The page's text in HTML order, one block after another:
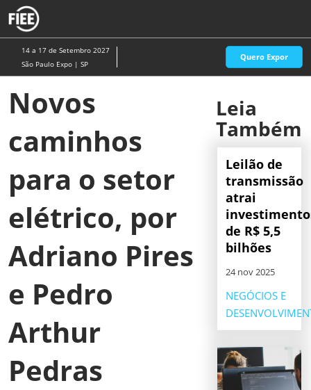
Pular
para
o
conteúdo
14 a 17 de Setembro 2027
São Paulo Expo | SP
Quero Expor
Novos
caminhos
para o setor
elétrico, por
Adriano Pires
e Pedro
Arthur
Pedras
Leia
Também
Leilão de
transmissão
atrai
de R$ 5,5
bilhões
24 nov 2025
NEGÓCIOS E